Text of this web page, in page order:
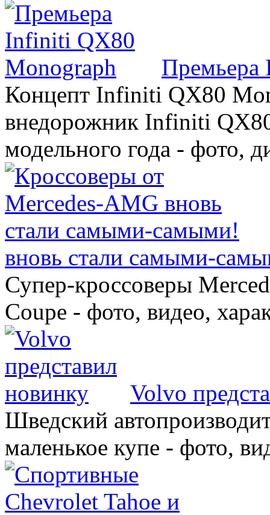
Премьера
Концепт Infiniti QX80
внедорожник Infiniti
модельного года - фото,
вновь стали самыми-
Супер-кроссоверы
Coupe - фото, видео,
Volvo
Шведский
маленькое купе - фото,